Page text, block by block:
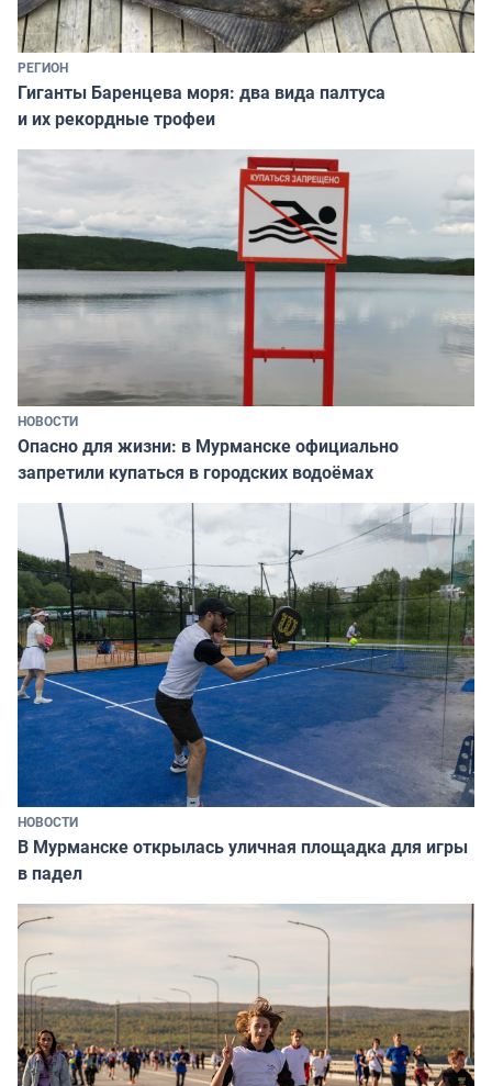
РЕГИОН
Гиганты Баренцева моря: два вида палтуса
и их рекордные трофеи
НОВОСТИ
Опасно для жизни: в Мурманске официально
запретили купаться в городских водоёмах
НОВОСТИ
В Мурманске открылась уличная площадка для игры
в падел